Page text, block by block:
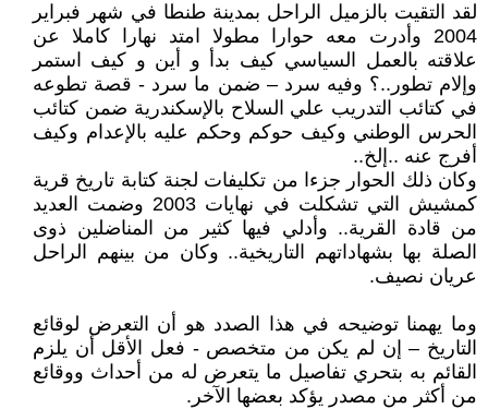
لقد التقيت بالزميل الراحل بمدينة طنطا في شهر فبراير
2004 وأدرت معه حوارا مطولا امتد نهارا كاملا عن
علاقته بالعمل السياسي كيف بدأ و أين و كيف استمر
وإلام تطور..؟ وفيه سرد – ضمن ما سرد - قصة تطوعه
في كتائب التدريب علي السلاح بالإسكندرية ضمن كتائب
الحرس الوطني وكيف حوكم وحكم عليه بالإعدام وكيف
أفرج عنه ..إلخ..
وكان ذلك الحوار جزءا من تكليفات لجنة كتابة تاريخ قرية
كمشيش التي تشكلت في نهايات 2003 وضمت العديد
من قادة القرية.. وأدلي فيها كثير من المناضلين ذوى
الصلة بها بشهاداتهم التاريخية.. وكان من بينهم الراحل
عريان نصيف.
وما يهمنا توضيحه في هذا الصدد هو أن التعرض لوقائع
التاريخ – إن لم يكن من متخصص - فعل الأقل أن يلزم
القائم به بتحري تفاصيل ما يتعرض له من أحداث ووقائع
من أكثر من مصدر يؤكد بعضها الآخر.